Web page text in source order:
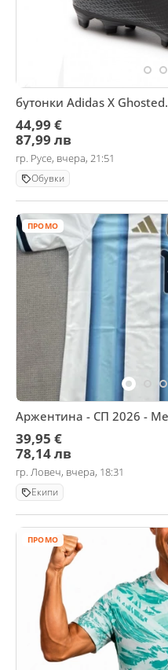
бутонки Adidas X
44,99 €
87,99 лв
гр. Русе, вчера, 21:51
Обувки
ПРОМО
Аржентина - СП 2026 -
39,95 €
78,14 лв
гр. Ловеч, вчера, 18:31
Екипи
ПРОМО